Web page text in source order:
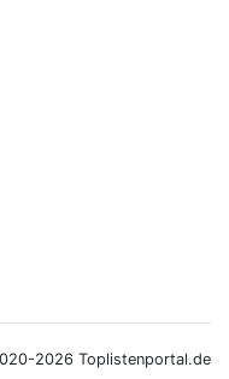
2026 Toplistenportal.de